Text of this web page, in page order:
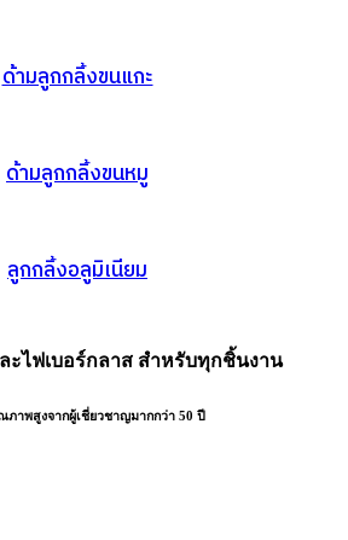
ด้ามลูกกลิ้งขนแกะ
ด้ามลูกกลิ้งขนหมู
ลูกกลิ้งอลูมิเนียม
ะไฟเบอร์กลาส สำหรับทุกชิ้นงาน
าพสูงจากผู้เชี่ยวชาญมากกว่า 50 ปี